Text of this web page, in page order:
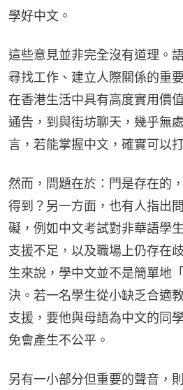
學好中文。
這些意見並非完全沒有道理。
尋找工作、建立人際關係的重
在香港生活中具有高度實用價
通告，到與街坊聊天，幾乎無
言，若能掌握中文，確實可以
然而，問題在於：門是存在的
得到？另一方面，也有人指出
礙，例如中文考試對非華語學
支援不足，以及職場上仍存在
生來說，學中文並不是簡單地
決。若一名學生從小缺乏合適
支援，要他與母語為中文的同
免會產生不公平。
另有一小部分但重要的聲音，